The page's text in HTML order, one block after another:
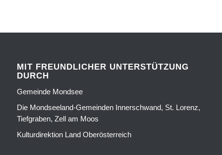
MIT FREUNDLICHER UNTERSTÜTZUNG
DURCH
Gemeinde Mondsee
Die Mondseeland-Gemeinden Innerschwand, St. Lorenz,
Tiefgraben, Zell am Moos
Kulturdirektion Land Oberösterreich